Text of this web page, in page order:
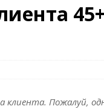
Пожалуй,